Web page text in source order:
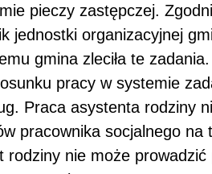
pieczy zastępczej.
jednostki organizacyjnej
gmina zleciła te
pracy w systemie
Praca asystenta rodziny
pracownika socjalnego
rodziny nie może